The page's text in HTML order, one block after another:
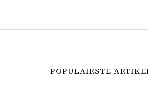
POPULAIRSTE